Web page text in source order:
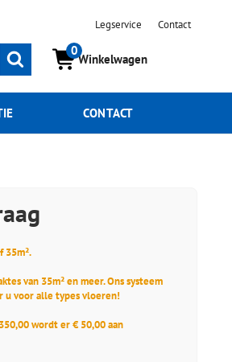
Legservice Contact
0
Winkelwagen
Zoeken
CONTACT
35m².
van 35m² en meer. Ons systeem
u voor alle types vloeren!
wordt er € 50,00 aan